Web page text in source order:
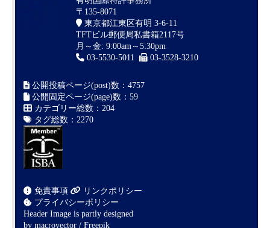
〒135-8071
東京都江東区有明 3-6-11
TFTビル郵便局私書箱2117号
月～金: 9:00am～5:30pm
03-5530-5011
03-3528-3210
公開投稿ページ(post)数：4757
公開固定ページ(page)数：59
カテゴリー総数：204
タグ総数：2270
免責事項
リンクポリシー
プライバシーポリシー
Header Image is partly designed
by macrovector / Freepik